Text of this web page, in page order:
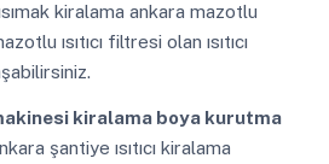
kiralama ankara mazotlu
ısıtıcı filtresi olan ısıtıcı
kiralama boya kurutma
şantiye ısıtıcı kiralama